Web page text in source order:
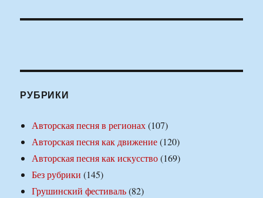
РУБРИКИ
Авторская песня в регионах(107)
Авторская песня как движение(120)
Авторская песня как искусство(169)
Без рубрики (145)
Грушинский фестиваль(82)